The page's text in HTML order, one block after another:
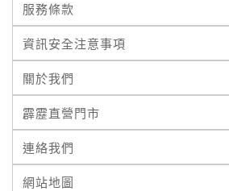
服務條款
資訊安全注意事項
關於我們
霹靂直營門市
連絡我們
網站地圖